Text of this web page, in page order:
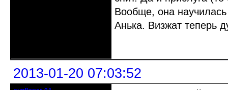
Вообще, она
Анька. Визжат
2013-01-20 07:03:52